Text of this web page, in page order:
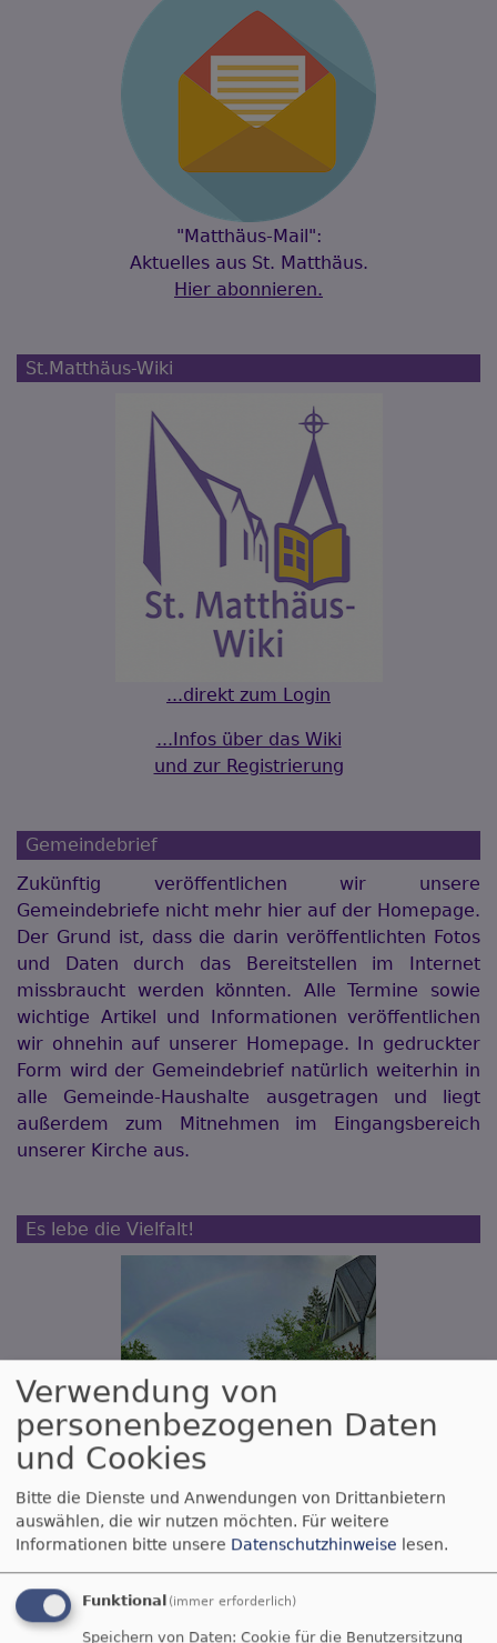
"Matthäus-Mail":
Aktuelles aus St. Matthäus.
Hier abonnieren.
St.Matthäus-Wiki
...direkt zum Login
...Infos über das Wiki
und zur Registrierung
Gemeindebrief
Zukünftig veröffentlichen wir unsere
Gemeindebriefe nicht mehr hier auf der Homepage.
Der Grund ist, dass die darin veröffentlichten Fotos
und Daten durch das Bereitstellen im Internet
missbraucht werden könnten. Alle Termine sowie
wichtige Artikel und Informationen veröffentlichen
wir ohnehin auf unserer Homepage. In gedruckter
Form wird der Gemeindebrief natürlich weiterhin in
alle Gemeinde-Haushalte ausgetragen und liegt
außerdem zum Mitnehmen im Eingangsbereich
unserer Kirche aus.
Es lebe die Vielfalt!
Wir suchen einen neuen Vielfaltsbeauftragten
- für Platz und Wertschätzung für die ganze Vielfalt
des Lebens!
Verwendung von
personenbezogenen Daten
und Cookies
Bitte die Dienste und Anwendungen von Drittanbietern
auswählen, die wir nutzen möchten. Für weitere
Informationen bitte unsere Datenschutzhinweise lesen.
Funktional (immer erforderlich)
Speichern von Daten: Cookie für die Benutzersitzung